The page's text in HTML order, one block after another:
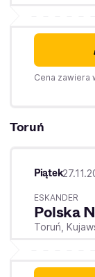
Cena zawiera
Toruń
Piątek
ESKANDER
Polska
Toruń,